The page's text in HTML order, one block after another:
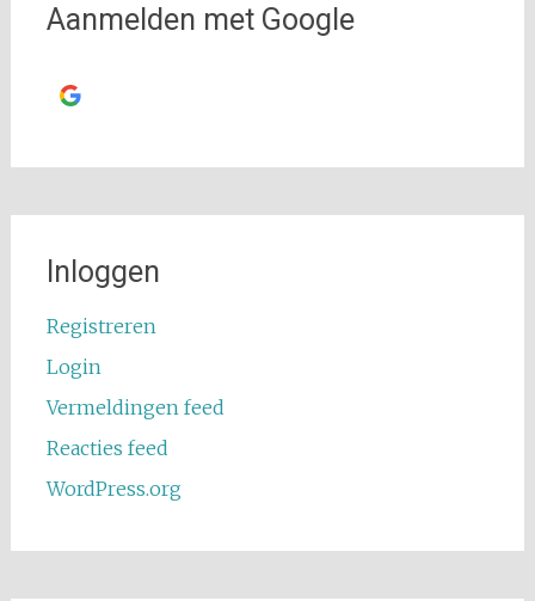
Aanmelden met Google
Inloggen
Registreren
Login
Vermeldingen feed
Reacties feed
WordPress.org